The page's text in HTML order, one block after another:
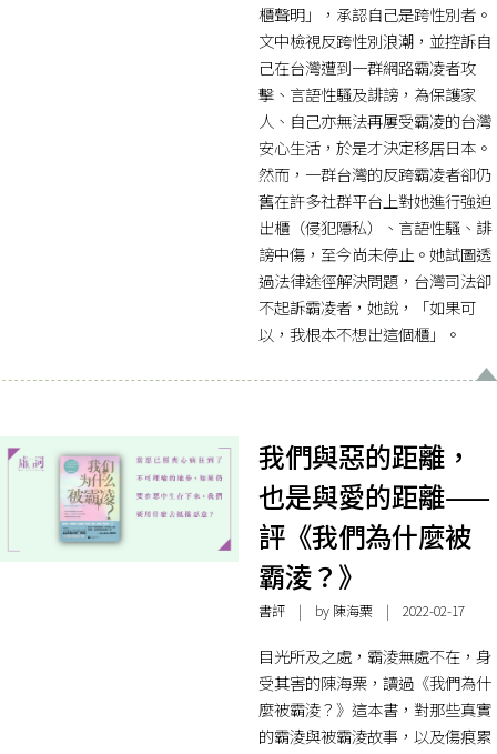
櫃聲明」，承認自己是跨性別者。
文中檢視反跨性別浪潮，並控訴自
己在台灣遭到一群網路霸凌者攻
擊、言語性騷及誹謗，為保護家
人、自己亦無法再屢受霸凌的台灣
安心生活，於是才決定移居日本。
然而，一群台灣的反跨霸凌者卻仍
舊在許多社群平台上對她進行強迫
出櫃（侵犯隱私）、言語性騷、誹
謗中傷，至今尚未停止。她試圖透
過法律途徑解決問題，台灣司法卻
不起訴霸凌者，她說，「如果可
以，我根本不想出這個櫃」。
我們與惡的距離，
也是與愛的距離——
評《我們為什麼被
霸淩？》
書評| by 陳海粟| 2022-02-17
目光所及之處，霸淩無處不在，身
受其害的陳海粟，讀過《我們為什
麼被霸淩？》這本書，對那些真實
的霸淩與被霸淩故事，以及傷痕累